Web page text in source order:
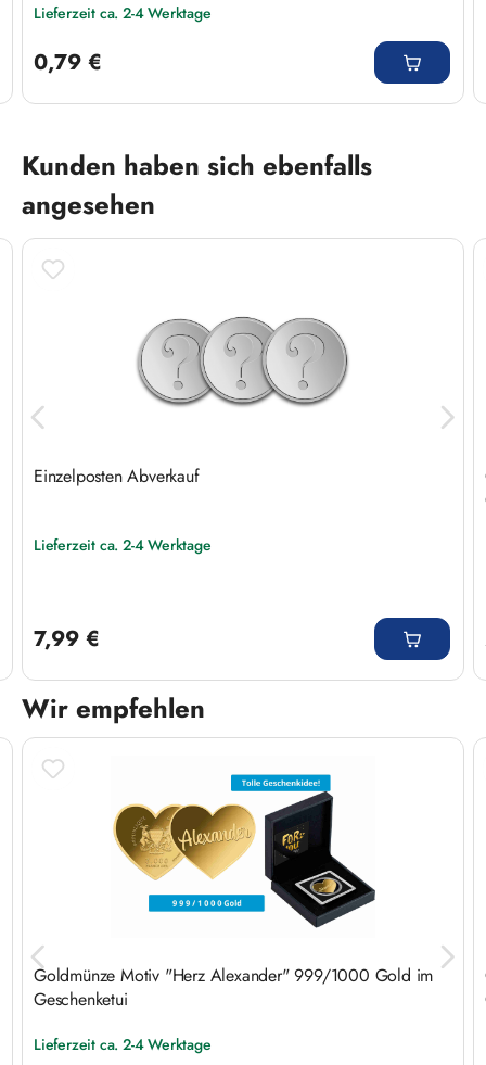
Lieferzeit ca. 2-4 Werktage
0,79 €
Produktgalerie überspringen
Kunden haben sich ebenfalls
angesehen
Einzelposten Abverkauf
Lieferzeit ca. 2-4 Werktage
7,99 €
Wir empfehlen
Produktgalerie überspringen
Goldmünze Motiv "Herz Alexander" 999/1000 Gold im
Geschenketui
Lieferzeit ca. 2-4 Werktage